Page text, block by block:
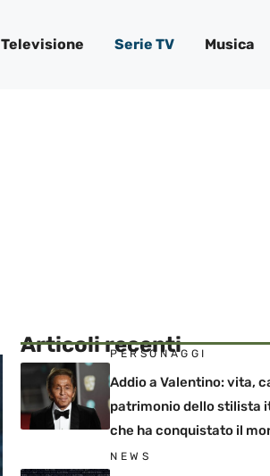
Televisione Serie TV Musica
Articoli recenti
PERSONAGGI
Addio a Valentino: vita,
patrimonio dello stilista
che ha conquistato il
NEWS